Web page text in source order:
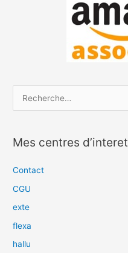
h
e
e
r
Mes centres d’interet
Contact
CGU
exte
flexa
hallu